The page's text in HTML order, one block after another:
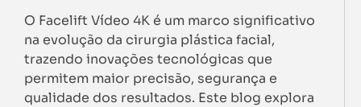
O Facelift Vídeo 4K é um marco significativo
na evolução da cirurgia plástica facial,
trazendo inovações tecnológicas que
permitem maior precisão, segurança e
qualidade dos resultados. Este blog explora